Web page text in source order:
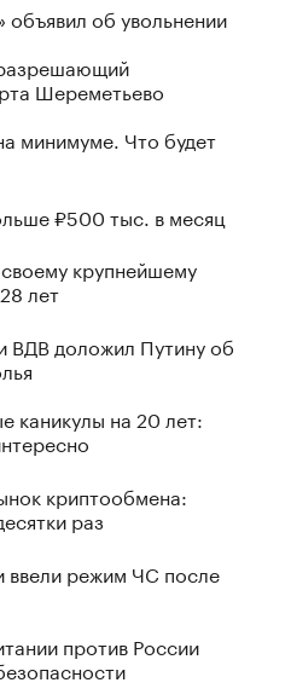
об увольнении
Шереметьево
минимуме. Что будет
₽500 тыс. в месяц
крупнейшему
лет
ВДВ доложил Путину об
каникулы на 20 лет:
криптообмена:
раз
ввели режим ЧС после
против России